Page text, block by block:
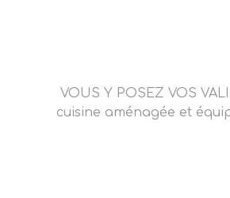
VOUS Y POSEZ VOS
cuisine aménagée et